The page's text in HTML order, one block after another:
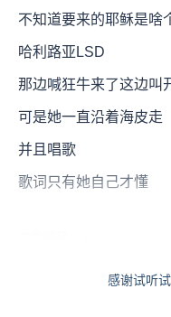
不知道要来的耶稣是啥
哈利路亚LSD
那边喊狂牛来了这边叫
可是她一直沿着海皮走
并且唱歌
歌词只有她自己才懂
感谢试听